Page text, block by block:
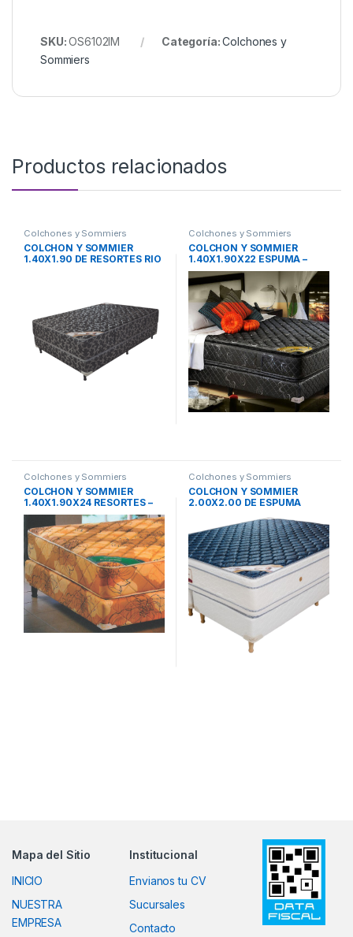
SKU:OS6102IM Categoría:Colchones y
Sommiers
Productos relacionados
Colchones y Sommiers
COLCHON Y SOMMIER
1.40X1.90 DE RESORTES RIO
Colchones y Sommiers
COLCHON Y SOMMIER
1.40X1.90X22 ESPUMA –
MaxiKing
Colchones y Sommiers
COLCHON Y SOMMIER
1.40X1.90X24 RESORTES –
MaxiKing
Colchones y Sommiers
COLCHON Y SOMMIER
2.00X2.00 DE ESPUMA
Mapa del Sitio
INICIO
NUESTRA
EMPRESA
Institucional
Envianos tu CV
Sucursales
Contacto